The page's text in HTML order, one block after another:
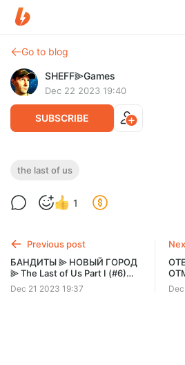
Go to blog
SHEFF⫸Games
Dec 22 2023 19:40
SUBSCRIBE
ОТЕЛЬ МУРАВЕЙНИК ⫸
чем разница? Одни из
Подписка 👍 Спонсорство
the last of us
1
Previous post
БАНДИТЫ ⫸ НОВЫЙ ГОРОД
⫸ The Last of Us Part I (#6)
Встретил топляка. Город
кишит бандитами.
Dec 21 2023 19:37
Us